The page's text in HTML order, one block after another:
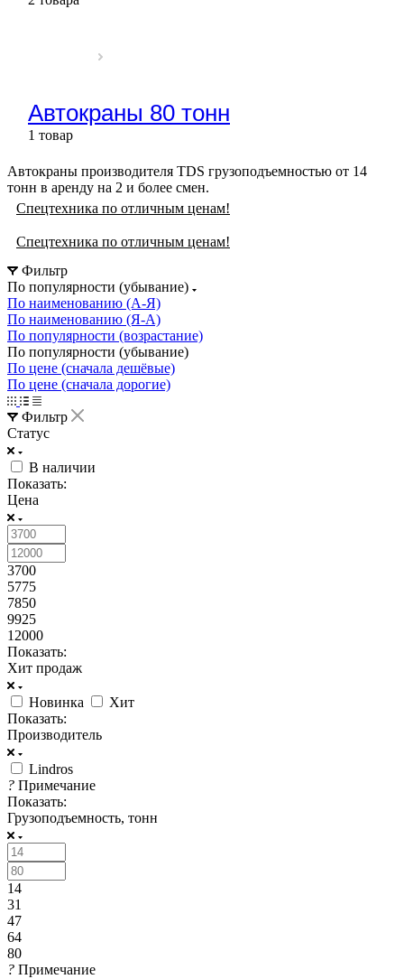
Автокраны 80 тонн
1 товар
Автокраны производителя TDS грузоподъемностью от 14
тонн в аренду на 2 и более смен.
Спецтехника по отличным ценам!
Спецтехника по отличным ценам!
Фильтр
По популярности (убывание)
По наименованию (А-Я)
По наименованию (Я-А)
По популярности (возрастание)
По популярности (убывание)
По цене (сначала дешёвые)
По цене (сначала дорогие)
Фильтр
Статус
В наличии
Показать:
Цена
3700
5775
7850
9925
12000
Показать:
Хит продаж
Новинка
Хит
Показать:
Производитель
Lindros
? Примечание
Показать:
Грузоподъемность, тонн
14
31
47
64
80
? Примечание